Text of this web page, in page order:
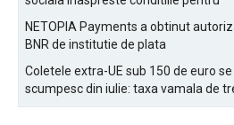
NETOPIA Payments a obtinut
BNR de institutie de plata
Coletele extra-UE sub 150 de euro se
scumpesc din iulie: taxa vamala de
pe articol, adaugata la taxa logistica